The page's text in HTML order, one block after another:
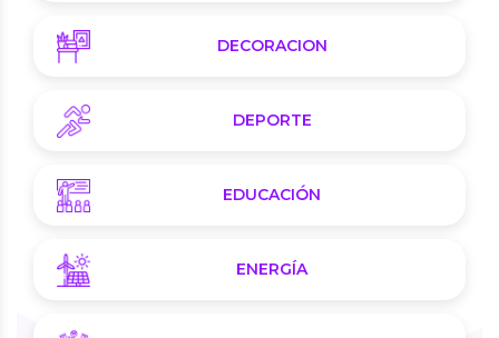
DECORACION
DEPORTE
EDUCACIÓN
ENERGÍA